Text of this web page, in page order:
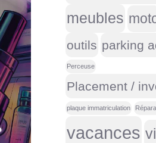
meubles
outils parking
Perceuse
Placement /
plaque immatriculation
vacances